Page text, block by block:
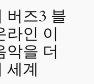
버즈3 블
라인 이
악을 더
세계